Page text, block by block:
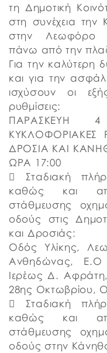
τη Δημοτική
στη συνέχεια την
στην Λεωφόρο
πάνω από την
Για την καλύτερη
και για την
ισχύσουν οι
ρυθμίσεις:
ΠΑΡΑΣΚΕΥΗ
ΚΥΚΛΟΦΟΡΙΑΚΕΣ
ΔΡΟΣΙΑ ΚΑΙ
ΩΡΑ 17:00
 Σταδιακή
καθώς και
στάθμευσης
οδούς στις
και Δροσιάς:
Οδός Υλίκης,
Ανθηδώνας, Ε.Ο
Ιερέως Δ.
28ης Οκτωβρίου,
 Σταδιακή
καθώς και
στάθμευσης
οδούς στην